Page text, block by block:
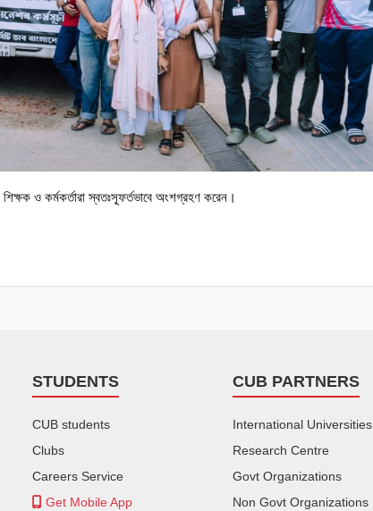
শিক্ষক ও কর্মকর্তারা স্বতঃস্ফূর্তভাবে অংশগ্রহণ করেন।
STUDENTS
CUB students
Clubs
Careers Service
Get Mobile App
CUB PARTNERS
International Universities
Research Centre
Govt Organizations
Non Govt Organizations